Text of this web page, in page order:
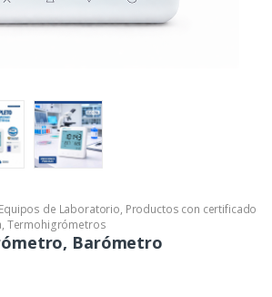
Equipos de Laboratorio, Productos con certificado
, Termohigrómetros
Barómetro